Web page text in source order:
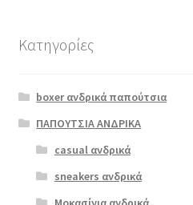
scarpy 26
μπλε
προϊόν
έχει
πολλαπλές
επιλογές
Κατηγορίες
boxer ανδρικά παπούτσια
ΠΑΠΟΥΤΣΙΑ ΑΝΔΡΙΚΑ
casual ανδρικά
sneakers ανδρικά